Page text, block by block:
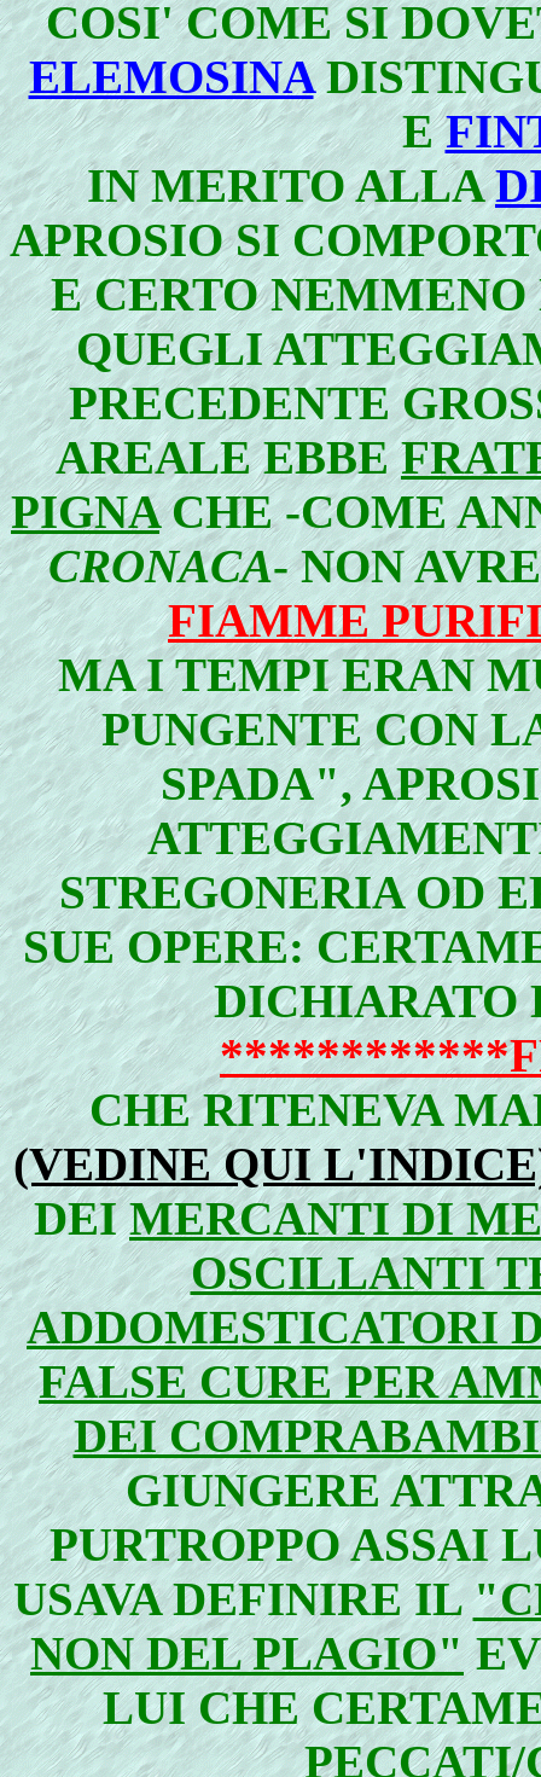
COSI' COME SI
ELEMOSINA
E
IN MERITO ALLA
APROSIO SI
E CERTO
QUEGLI
PRECEDENTE
AREALE EBBE
PIGNACHE -COME
CRONACA- NON
FIAMME
MA I TEMPI ERAN
PUNGENTE CON
SPADA",
STREGONERIA OD
SUE OPERE:
DICHIARATO
CHE RITENEVA
(VEDINE QUI
DEIMERCANTI DI
OSCILLANTI
ADDOMESTICATORI
FALSE CURE PER
DEI
GIUNGERE
PURTROPPO ASSAI
USAVA DEFINIRE IL
NON DEL PLAGIO"
LUI CHE